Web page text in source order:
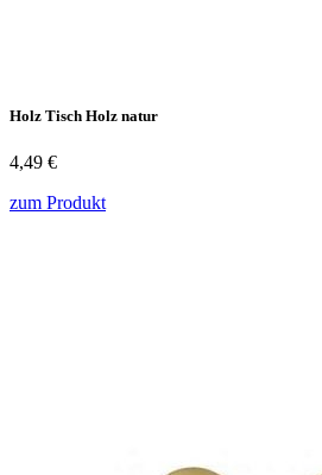
Holz Tisch Holz natur
4,49 €
zum Produkt